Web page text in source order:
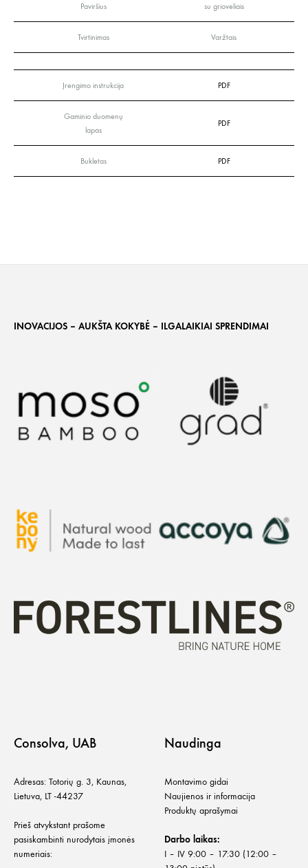
Paviršius su grioveliais
Tvirtinimas Varžtais
Įrengimo instrukcija PDF
Gaminio duomenų
lapas
PDF
Bukletas PDF
INOVACIJOS – AUKŠTA KOKYBĖ – ILGALAIKIAI SPRENDIMAI
Consolva, UAB
Adresas: Totorių g. 3, Kaunas,
Lietuva, LT -44237
Prieš atvykstant prašome
pasiskambinti nurodytais įmonės
numeriais:
Naudinga
Montavimo gidai
Naujienos ir informacija
Produktų aprašymai
Darbo laikas:
I – IV 9:00 – 17:30 (12:00 –